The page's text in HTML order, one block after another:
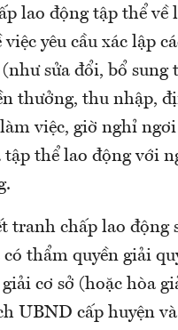
lao động tập thể về
yêu cầu xác lập
sửa đổi, bổ sung
thưởng, thu nhập,
việc, giờ nghỉ
thể lao động với
tranh chấp lao động
có thẩm quyền giải
cơ sở (hoặc hòa
UBND cấp huyện